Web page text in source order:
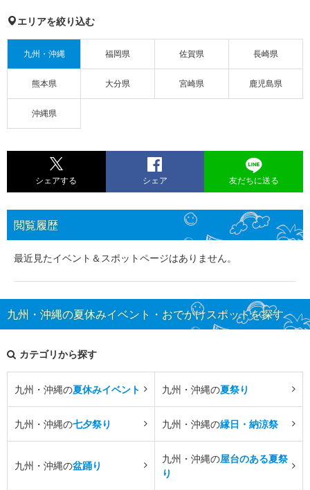
エリアを絞り込む
九州・沖縄 福岡県 佐賀県 長崎県
熊本県 大分県 宮崎県 鹿児島県
沖縄県
シェアする シェア 友だちに送る
閲覧履歴
最近見たイベント＆スポットページはありません。
九州・沖縄の夏休みイベント・おでかけスポットを探す
カテゴリから探す
九州・沖縄の夏休みイベント 九州・沖縄の夏祭り
九州・沖縄の七夕祭り 九州・沖縄の縁日・納涼祭
九州・沖縄の盆踊り
九州・沖縄の屋台のある夏祭
り